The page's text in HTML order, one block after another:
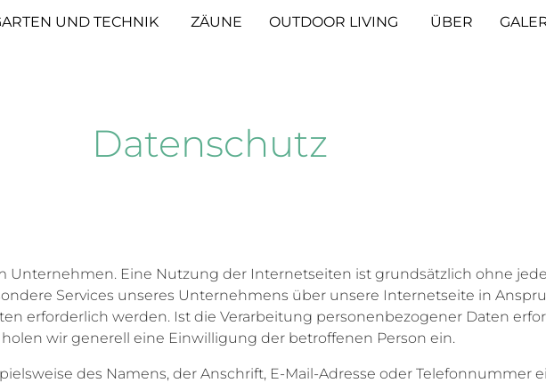
UND TECHNIK ZÄUNE OUTDOOR LIVING ÜBER
Datenschutz
Unternehmen. Eine Nutzung der Internetseiten ist grundsätzlich ohne
Services unseres Unternehmens über unsere Internetseite in
erforderlich werden. Ist die Verarbeitung personenbezogener Daten
wir generell eine Einwilligung der betroffenen Person ein.
des Namens, der Anschrift, E-Mail-Adresse oder Telefonnummer